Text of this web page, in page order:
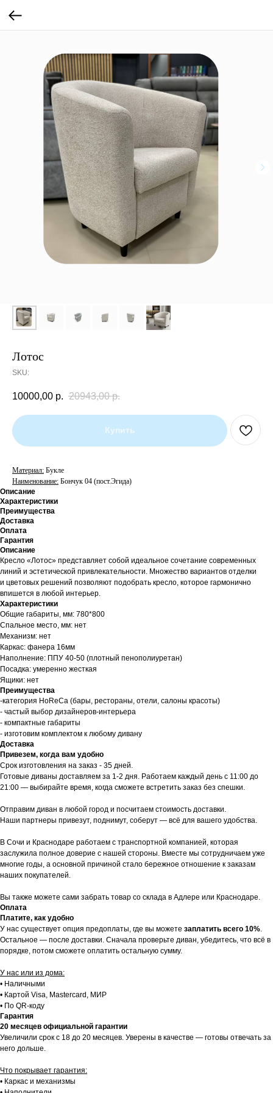
Лотос
SKU:
10000,00 р. 20943,00 р.
Купить
Материал: Букле
Наименование: Бончук 04 (пост.Эгида)
Описание
Характеристики
Преимущества
Доставка
Оплата
Гарантия
Описание
Кресло «Лотос» представляет собой идеальное сочетание современных
линий и эстетической привлекательности. Множество вариантов отделки
и цветовых решений позволяют подобрать кресло, которое гармонично
впишется в любой интерьер.
Характеристики
Общие габариты, мм: 780*800
Спальное место, мм: нет
Механизм: нет
Каркас: фанера 16мм
Наполнение: ППУ 40-50 (плотный пенополиуретан)
Посадка: умеренно жесткая
Ящики: нет
Преимущества
-категория HoReCa (бары, рестораны, отели, салоны красоты)
- частый выбор дизайнеров-интерьера
- компактные габариты
- изготовим комплектом к любому дивану
Доставка
Привезем, когда вам удобно
Срок изготовления на заказ - 35 дней.
Готовые диваны доставляем за 1-2 дня. Работаем каждый день с 11:00 до
21:00 — выбирайте время, когда сможете встретить заказ без спешки.
Отправим диван в любой город и посчитаем стоимость доставки.
Наши партнеры привезут, поднимут, соберут — всё для вашего удобства.
В Сочи и Краснодаре работаем с транспортной компанией, которая
заслужила полное доверие с нашей стороны. Вместе мы сотрудничаем уже
многие годы, а основной причиной стало бережное отношение к заказам
наших покупателей.
Вы также можете сами забрать товар со склада в Адлере или Краснодаре.
Оплата
Платите, как удобно
У нас существует опция предоплаты, где вы можете заплатить всего 10%
Остальное — после доставки. Сначала проверьте диван, убедитесь, что всё в
порядке, потом сможете оплатить остальную сумму.
У нас или из дома:
• Наличными
• Картой Visa, Mastercard, МИР
• По QR-коду
Гарантия
20 месяцев официальной гарантии
Увеличили срок с 18 до 20 месяцев. Уверены в качестве — готовы отвечать за
него дольше.
Что покрывает гарантия:
• Каркас и механизмы